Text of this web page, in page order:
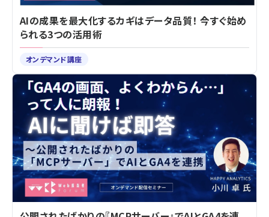
AIの成果を最大化するカギはデータ品質！ 今すぐ始め
られる3つの活用術
オンデマンド講座